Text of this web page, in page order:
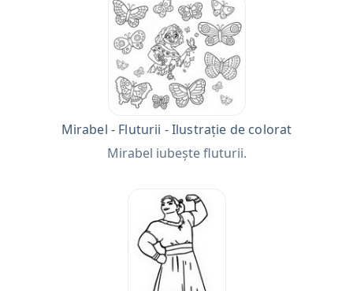
Mirabel - Fluturii - Ilustrație de colorat
Mirabel iubește fluturii.